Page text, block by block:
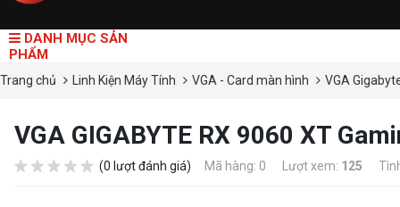
DANH MỤC SẢN
PHẨM
Trang chủ Linh Kiện Máy Tính VGA - Card màn hình VGA
VGA GIGABYTE RX 9060 XT
(0 lượt đánh giá) Mã hàng: 0 Lượt xem: 125